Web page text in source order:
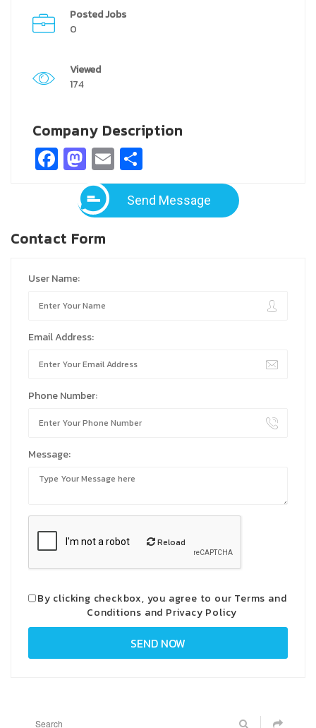
Posted Jobs
0
Viewed
174
Company Description
Facebook
Mastodon
Email
Send Message
Contact Form
User Name:
Email Address:
Phone Number:
Message:
Reload
By clicking checkbox, you agree to our Terms and
Conditions and Privacy Policy